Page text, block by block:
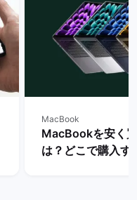
MacBook
MacBookを安く
は？どこで購入す